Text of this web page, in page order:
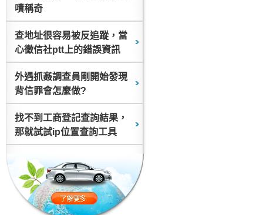
嘖稱奇
查地址很容易被反追蹤，當
心徵信社ptt上的錯誤資訊
外遇抓姦調查員剛開始發現
背信罪會怎麼做?
找不到工商登記查詢結果，
那就試試ip位置查詢工具